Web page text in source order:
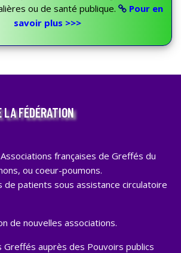
ou de santé publique.
Pour en
savoir plus >>>
FÉDÉRATION
françaises de Greffés du
ou coeur-poumons.
de patients sous assistance circulatoire
de nouvelles associations.
auprès des Pouvoirs publics